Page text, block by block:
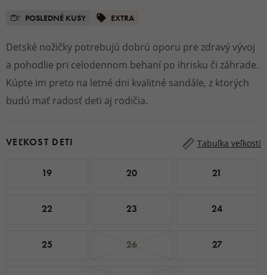
POSLEDNÉ KUSY EXTRA
Detské nožičky potrebujú dobrú oporu pre zdravý vývoj
a pohodlie pri celodennom behaní po ihrisku či záhrade.
Kúpte im preto na letné dni kvalitné sandále, z ktorých
budú mať radosť deti aj rodičia.
VEĽKOST DETI Tabuľka veľkostí
19 20 21
22 23 24
25 26 27